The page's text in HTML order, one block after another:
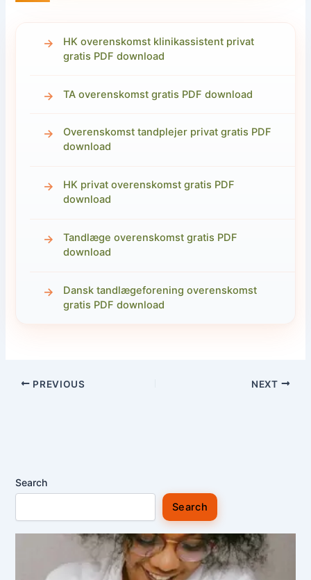
HK overenskomst klinikassistent privat
gratis PDF download
TA overenskomst gratis PDF download
Overenskomst tandplejer privat gratis PDF
download
HK privat overenskomst gratis PDF
download
Tandlæge overenskomst gratis PDF
download
Dansk tandlægeforening overenskomst
gratis PDF download
PREVIOUS NEXT
Search
Search